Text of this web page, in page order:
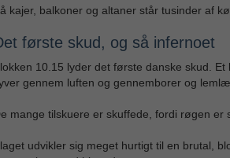
kajer, balkoner og altaner står tusinder af
første skud, og så infernoet
10.15 lyder det første danske skud.
gennem luften og gennemborer og
mange tilskuere er skuffede, fordi røgen
udvikler sig meget hurtigt til en brutal,